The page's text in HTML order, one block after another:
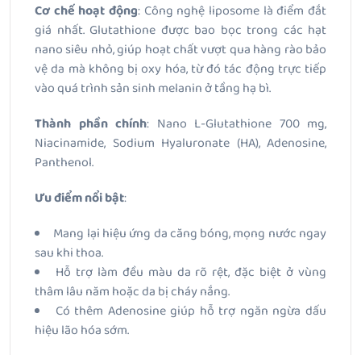
Cơ chế hoạt động: Công nghệ liposome là điểm đắt
giá nhất. Glutathione được bao bọc trong các hạt
nano siêu nhỏ, giúp hoạt chất vượt qua hàng rào bảo
vệ da mà không bị oxy hóa, từ đó tác động trực tiếp
vào quá trình sản sinh melanin ở tầng hạ bì.
Thành phần chính: Nano L-Glutathione 700 mg,
Niacinamide, Sodium Hyaluronate (HA), Adenosine,
Panthenol.
Ưu điểm nổi bật:
Mang lại hiệu ứng da căng bóng, mọng nước ngay
sau khi thoa.
Hỗ trợ làm đều màu da rõ rệt, đặc biệt ở vùng
thâm lâu năm hoặc da bị cháy nắng.
Có thêm Adenosine giúp hỗ trợ ngăn ngừa dấu
hiệu lão hóa sớm.